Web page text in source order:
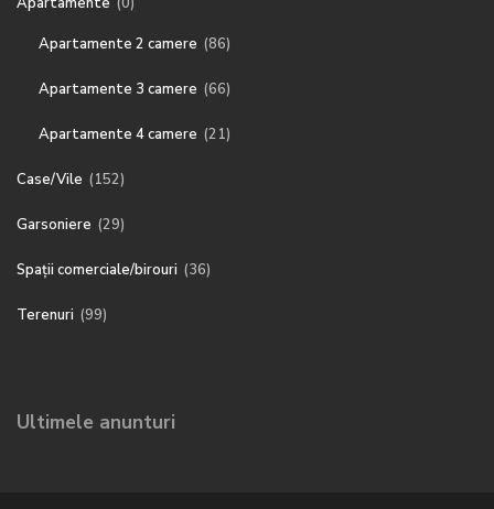
Apartamente 2 camere (86)
Apartamente 3 camere (66)
Apartamente 4 camere (21)
Case/Vile (152)
Garsoniere (29)
Spații comerciale/birouri (36)
Terenuri (99)
Ultimele anunturi